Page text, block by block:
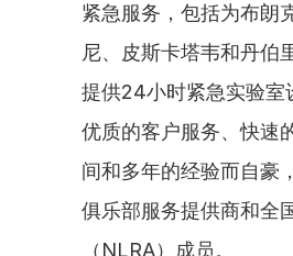
紧急服务，包括为布朗
尼、皮斯卡塔韦和丹伯
提供24小时紧急实验室
优质的客户服务、快速
间和多年的经验而自豪
俱乐部服务提供商和全
（NLRA）成员。